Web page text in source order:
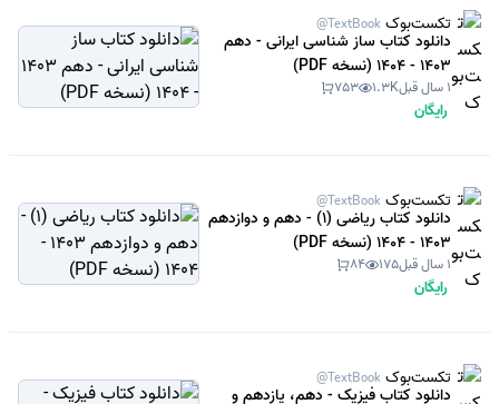
تکست‌بوک @TextBook
دانلود کتاب ساز شناسی ایرانی - دهم
1403 - 1404 (نسخه PDF)
1 سال قبل 1.3K
753
رایگان
تکست‌بوک @TextBook
دانلود کتاب ریاضی (1) - دهم و دوازدهم
1403 - 1404 (نسخه PDF)
1 سال قبل 175
84
رایگان
تکست‌بوک @TextBook
دانلود کتاب فیزیک - دهم، یازدهم و